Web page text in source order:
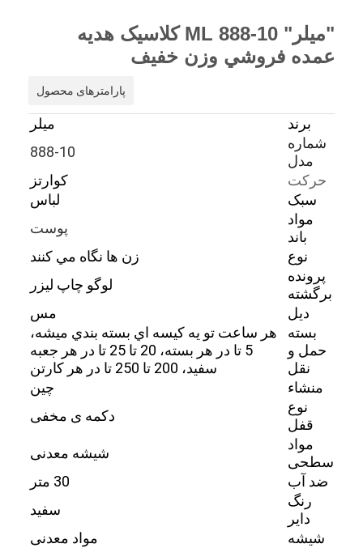
"ميلر" ML 888-10 کلاسيک هديه
عمده فروشي وزن خفيف
پارامترهای محصول
برند
میلر
شماره
مدل
888-10
حرکت
کوارتز
سبک
لباس
مواد
باند
پوست
نوع
زن ها نگاه مي کنند
پرونده
برگشته
لوگو چاپ لیزر
ديل
مس
بسته
حمل و
نقل
هر ساعت تو يه کيسه اي بسته بندي ميشه،
5 تا در هر بسته، 20 تا 25 تا در هر جعبه
سفيد، 200 تا 250 تا در هر کارتن
منشاء
چین
نوع
قفل
دکمه ی مخفی
مواد
سطحی
شیشه معدنی
ضد آب
30 متر
رنگ
دایر
سفید
شیشه
مواد معدنی